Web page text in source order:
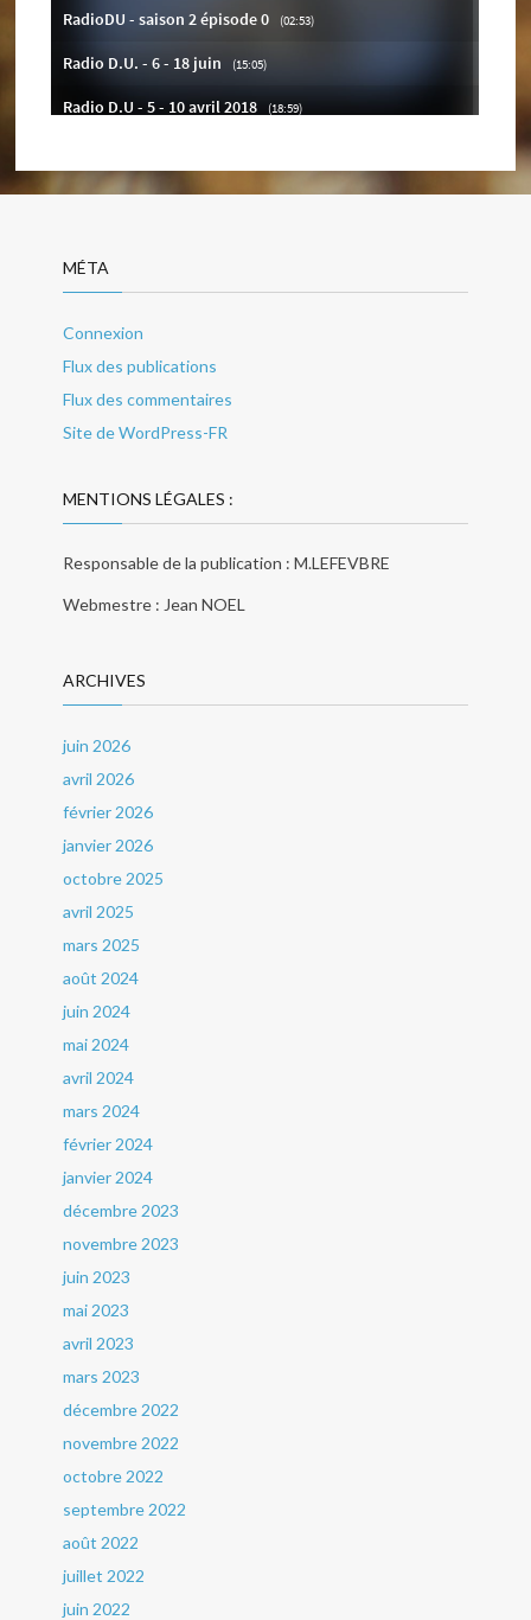
MÉTA
Connexion
Flux des publications
Flux des commentaires
Site de WordPress-FR
MENTIONS LÉGALES :
Responsable de la publication : M.LEFEVBRE
Webmestre : Jean NOEL
ARCHIVES
juin 2026
avril 2026
février 2026
janvier 2026
octobre 2025
avril 2025
mars 2025
août 2024
juin 2024
mai 2024
avril 2024
mars 2024
février 2024
janvier 2024
décembre 2023
novembre 2023
juin 2023
mai 2023
avril 2023
mars 2023
décembre 2022
novembre 2022
octobre 2022
septembre 2022
août 2022
juillet 2022
juin 2022